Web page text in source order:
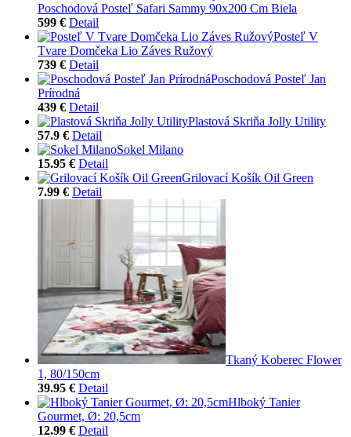
Poschodová Posteľ Safari Sammy 90x200 Cm Biela
599 € Detail
Posteľ V
Tvare Domčeka Lio Záves Ružový
739 € Detail
Poschodová Posteľ Jan
Prírodná
439 € Detail
Plastová Skriňa Jolly Utility
57.9 € Detail
Sokel Milano
15.95 € Detail
Grilovací Košík Oil Green
7.99 € Detail
Tkaný Koberec Flower
1, 80/150cm
39.95 € Detail
Hlboký Tanier
Gourmet, Ø: 20,5cm
12.99 € Detail